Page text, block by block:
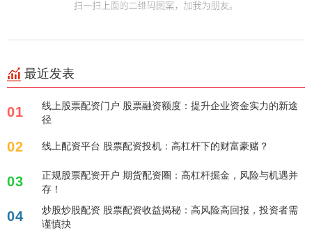
最近发表
01
线上股票配资门户 股票融资额度：提升企业资金实力的新途
径
02 线上配资平台 股票配资投机：高杠杆下的财富豪赌？
03
正规股票配资开户 期货配资圈：高杠杆掘金，风险与机遇并
存！
04
炒股炒股配资 股票配资收益揭秘：高风险高回报，投资者需
谨慎抉